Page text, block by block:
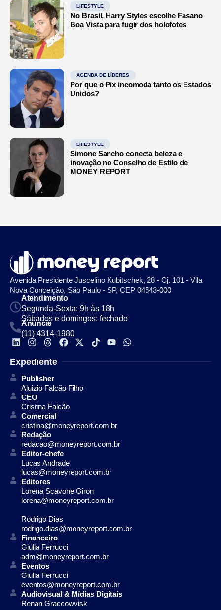
LIFESTYLE
No Brasil, Harry Styles escolhe Fasano
Boa Vista para fugir dos holofotes
AGENDA DE LÍDERES
Por que o Pix incomoda tanto os Estados
Unidos?
LIFESTYLE
Simone Sancho conecta beleza e
inovação no Conselho de Estilo de
MONEY REPORT
Avenida Presidente Juscelino Kubitschek, 28 - Cj. 101 - Vila
Nova Conceição, São Paulo - SP, CEP 04543-000
Atendimento
Segunda-Sexta: 9h às 18h
Sábados e domingos: fechado
Anuncie
(11) 4314-1980
Expediente
Publisher
Aluizio Falcão Filho
CEO
Cristina Falcão
Comercial
cristina@moneyreport.com.br
Redação
redacao@moneyreport.com.br
Editor-chefe
Lucas Andrade
lucas@moneyreport.com.br
Editores
Lorena Scavone Giron
lorena@moneyreport.com.br
Rodrigo Dias
rodrigo.dias@moneyreport.com.br
Financeiro
Giulia Ferrucci
adm@moneyreport.com.br
Eventos
Giulia Ferrucci
eventos@moneyreport.com.br
Audiovisual & Mídias Digitais
Renan Graccowvisk